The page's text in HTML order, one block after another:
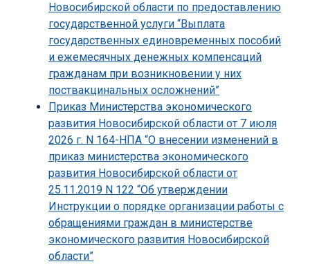
Новосибирской области по предоставлению
государственной услуги “Выплата
государственных единовременных пособий
и ежемесячных денежных компенсаций
гражданам при возникновении у них
поствакцинальных осложнений”
Приказ Министерства экономического
развития Новосибирской области от 7 июля
2026 г. N 164-НПА “О внесении изменений в
приказ министерства экономического
развития Новосибирской области от
25.11.2019 N 122 “Об утверждении
Инструкции о порядке организации работы с
обращениями граждан в министерстве
экономического развития Новосибирской
области”